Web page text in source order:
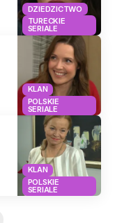
DZIEDZICTWO
TURECKIE
SERIALE
KLAN
POLSKIE
SERIALE
KLAN
POLSKIE
SERIALE